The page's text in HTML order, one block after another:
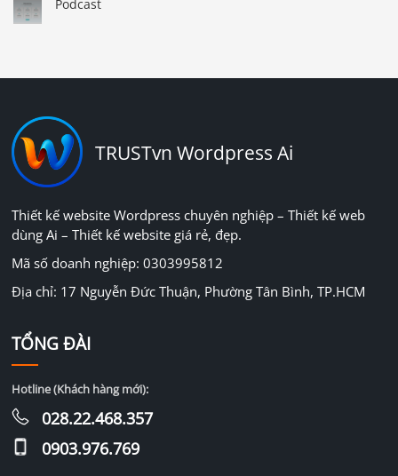
Podcast
TRUSTvn Wordpress Ai
Thiết kế website Wordpress chuyên nghiệp – Thiết kế web
dùng Ai – Thiết kế website giá rẻ, đẹp.
Mã số doanh nghiệp: 0303995812
Địa chỉ: 17 Nguyễn Đức Thuận, Phường Tân Bình, TP.HCM
TỔNG ĐÀI
Hotline (Khách hàng mới):
028.22.468.357
0903.976.769